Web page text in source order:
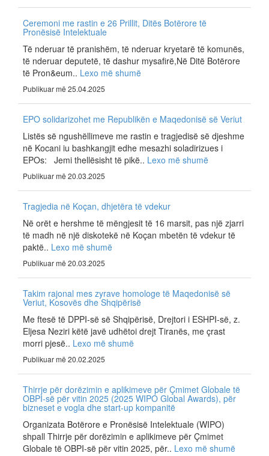
Ceremoni me rastin e 26 Prillit, Ditës Botërore të
Pronësisë Intelektuale
Të nderuar të pranishëm, të nderuar kryetarë të komunës,
të nderuar deputetë, të dashur mysafirë,Në Ditë Botërore
të Pron&eum.. Lexo më shumë
Publikuar më 25.04.2025
EPO solidarizohet me Republikën e Maqedonisë së Veriut
Listës së ngushëllimeve me rastin e tragjedisë së djeshme
në Kocani iu bashkangjit edhe mesazhi soladirizues i
EPOs: Jemi thellësisht të pikë.. Lexo më shumë
Publikuar më 20.03.2025
Tragjedia në Koçan, dhjetëra të vdekur
Në orët e hershme të mëngjesit të 16 marsit, pas një zjarri
të madh në një diskotekë në Koçan mbetën të vdekur të
paktë.. Lexo më shumë
Publikuar më 20.03.2025
Takim rajonal mes zyrave homologe të Maqedonisë së
Veriut, Kosovës dhe Shqipërisë
Me ftesë të DPPI-së së Shqipërisë, Drejtori i ESHPI-së, z.
Eljesa Neziri këtë javë udhëtoi drejt Tiranës, me çrast
morri pjesë.. Lexo më shumë
Publikuar më 20.02.2025
Thirrje për dorëzimin e aplikimeve për Çmimet Globale të
OBPI-së për vitin 2025 (2025 WIPO Global Awards), për
bizneset e vogla dhe start-up kompanitë
Organizata Botërore e Pronësisë Intelektuale (WIPO)
shpall Thirrje për dorëzimin e aplikimeve për Çmimet
Globale të OBPI-së për vitin 2025, për.. Lexo më shumë